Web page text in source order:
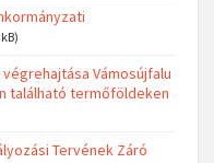
Vámosújfalu
található termőföldeken
Tervének Záró